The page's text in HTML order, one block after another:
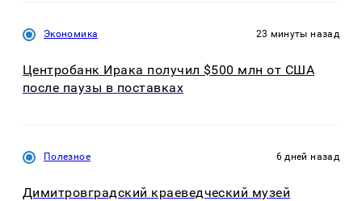
Экономика 23 минуты назад
Центробанк Ирака получил $500 млн от США
после паузы в поставках
Полезное 6 дней назад
Димитровградский краеведческий музей